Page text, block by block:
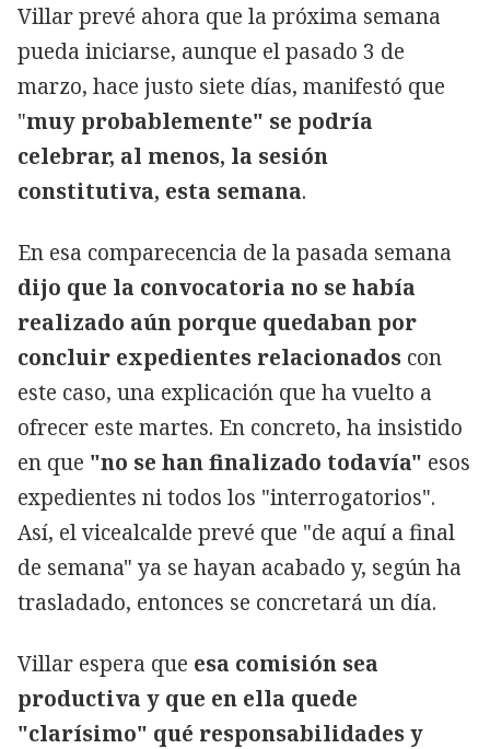
Villar prevé ahora que la próxima semana
pueda iniciarse, aunque el pasado 3 de
marzo, hace justo siete días, manifestó que
"muy probablemente" se podría
celebrar, al menos, la sesión
constitutiva, esta semana.
En esa comparecencia de la pasada semana
dijo que la convocatoria no se había
realizado aún porque quedaban por
concluir expedientes relacionados con
este caso, una explicación que ha vuelto a
ofrecer este martes. En concreto, ha insistido
en que "no se han finalizado todavía" esos
expedientes ni todos los "interrogatorios".
Así, el vicealcalde prevé que "de aquí a final
de semana" ya se hayan acabado y, según ha
trasladado, entonces se concretará un día.
Villar espera que esa comisión sea
productiva y que en ella quede
"clarísimo" qué responsabilidades y